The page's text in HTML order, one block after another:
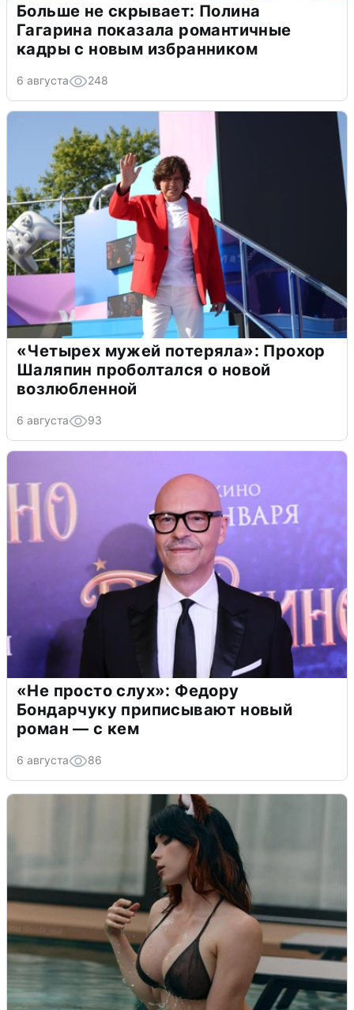
Больше не скрывает: Полина
Гагарина показала романтичные
кадры с новым избранником
6 августа 248
«Четырех мужей потеряла»: Прохор
Шаляпин проболтался о новой
возлюбленной
6 августа 93
«Не просто слух»: Федору
Бондарчуку приписывают новый
роман — с кем
6 августа 86